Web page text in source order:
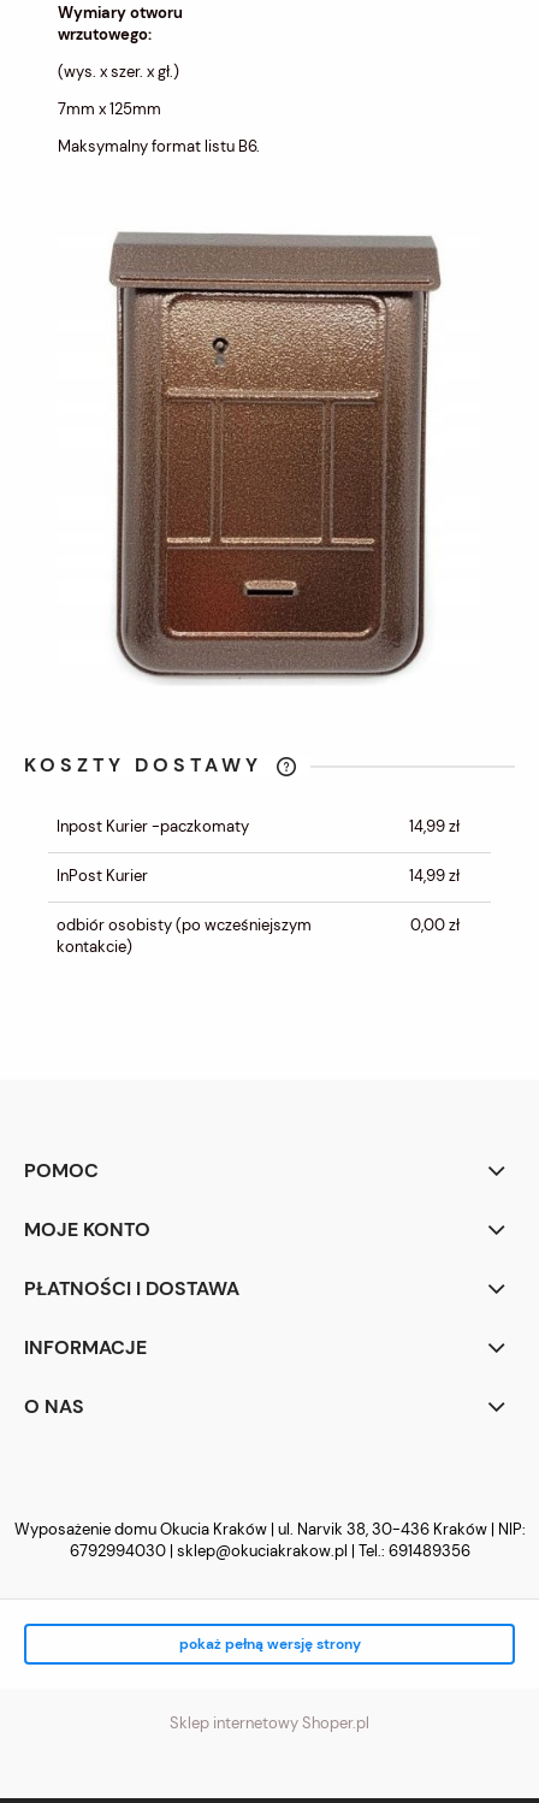
Wymiary otworu
wrzutowego:
(wys. x szer. x gł.)
7mm x 125mm
Maksymalny format listu B6.
KOSZTY DOSTAWY
Inpost Kurier -paczkomaty 14,99 zł
InPost Kurier 14,99 zł
odbiór osobisty(po wcześniejszym
kontakcie)
0,00 zł
POMOC
MOJE KONTO
PŁATNOŚCI I DOSTAWA
INFORMACJE
O NAS
Wyposażenie domu Okucia Kraków | ul. Narvik 38, 30-436 Kraków | NIP:
6792994030 | sklep@okuciakrakow.pl | Tel.: 691489356
pokaż pełną wersję strony
Sklep internetowy Shoper.pl